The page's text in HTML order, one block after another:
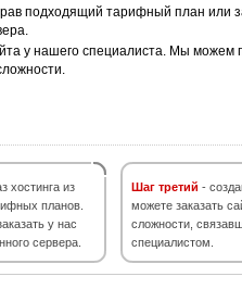
подходящий тарифный план или
у нашего специалиста. Мы можем
хостинга из
планов.
у нас
сервера.
Шаг третий -
можете заказать
сложности,
специалистом.